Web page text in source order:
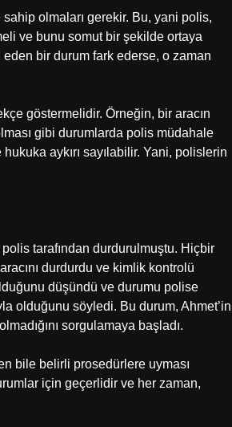
olmaları gerekir. Bu, yani polis,
ve bunu somut bir şekilde ortaya
bir durum fark ederse, o zaman
göstermelidir. Örneğin, bir aracın
gibi durumlarda polis müdahale
aykırı sayılabilir. Yani, polislerin
tarafından durdurulmuştu. Hiçbir
durdurdu ve kimlik kontrolü
düşündü ve durumu polise
olduğunu söyledi. Bu durum, Ahmet’in
sorgulamaya başladı.
bile belirli prosedürlere uyması
için geçerlidir ve her zaman,